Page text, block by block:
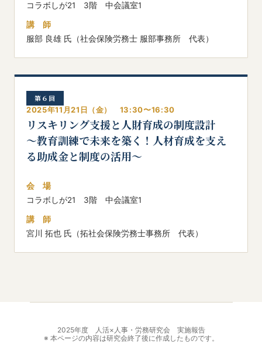
コラボしが21 3階 中会議室1
講 師
服部 良雄 氏（社会保険労務士 服部事務所 代表）
第６回
2025年11月21日（金） 13:30〜16:30
リスキリング支援と人財育成の制度設計
～教育訓練で未来を築く！人材育成を支え
る助成金と制度の活用～
会 場
コラボしが21 3階 中会議室1
講 師
宮川 拓也 氏（拓社会保険労務士事務所 代表）
2025年度 人活×人事・労務研究会 実施報告
※ 本ページの内容は研究会終了後に作成したものです。